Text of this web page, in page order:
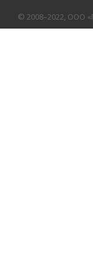
© 2008–2022, ООО